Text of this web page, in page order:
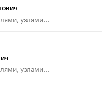
узлами...
узлами...